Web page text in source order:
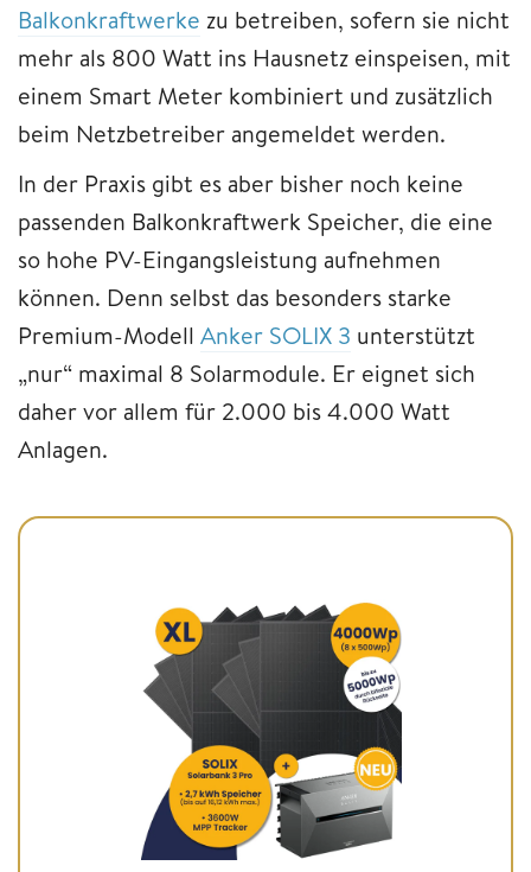
Balkonkraftwerke zu betreiben, sofern sie nicht
mehr als 800 Watt ins Hausnetz einspeisen, mit
einem Smart Meter kombiniert und zusätzlich
beim Netzbetreiber angemeldet werden.
In der Praxis gibt es aber bisher noch keine
passenden Balkonkraftwerk Speicher, die eine
so hohe PV-Eingangsleistung aufnehmen
können. Denn selbst das besonders starke
Premium-Modell Anker SOLIX 3 unterstützt
„nur“ maximal 8 Solarmodule. Er eignet sich
daher vor allem für 2.000 bis 4.000 Watt
Anlagen.